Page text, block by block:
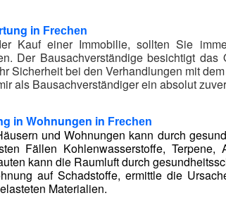
in Frechen
Kauf einer Immobilie, sollten Sie
Der Bausachverständige besichtigt
Sicherheit bei den Verhandlungen mit
als Bausachverständiger ein absolut
in Wohnungen in Frechen
und Wohnungen kann durch
Fällen Kohlenwasserstoffe,
kann die Raumluft durch
auf Schadstoffe, ermittle die
Materialien.